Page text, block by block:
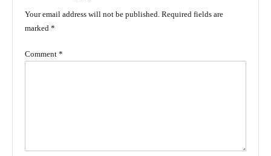
Your email address will not be published. Required fields are
marked *
Comment *